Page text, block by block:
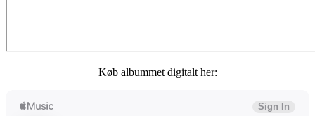
Køb albummet digitalt her: